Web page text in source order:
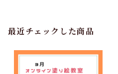
最近チェックした商品